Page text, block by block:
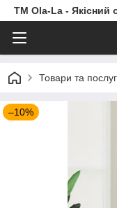
TM Ola-La - Якісний
Товари та
–10%